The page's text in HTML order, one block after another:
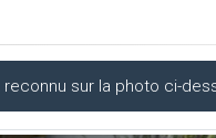
sur la photo ci-